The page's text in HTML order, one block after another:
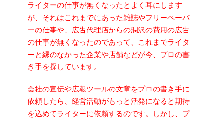
ライターの仕事が無くなったとよく耳にします
が、それはこれまでにあった雑誌やフリーペーパ
ーの仕事や、広告代理店からの潤沢の費用の広告
の仕事が無くなったのであって、これまでライタ
ーと縁のなかった企業や店舗などが今、プロの書
き手を探しています。
会社の宣伝や広報ツールの文章をプロの書き手に
依頼したら、経営活動がもっと活発になると期待
を込めてライターに依頼するのです。しかし、プ